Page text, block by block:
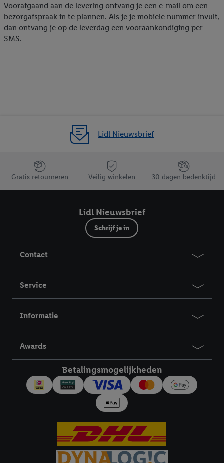
Voorafgaand aan de levering ontvang je een e-mail om een
bezorgafspraak in te plannen. Als je je mobiele nummer invult,
dan ontvang je op de leverdag een vooraankondiging per
SMS.
Lidl Nieuwsbrief
Jouw voordelen bij ons als Lidl webshop klant
Gratis retourneren Veilig winkelen 30 dagen bedenktijd
Lidl Nieuwsbrief
Schrijf je in
Contact
Service
Informatie
Awards
Betalingsmogelijkheden